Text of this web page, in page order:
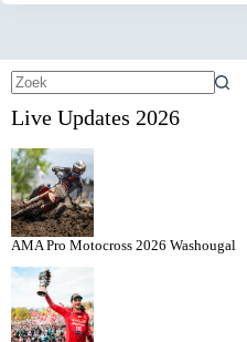
resultaten
Live Updates 2026
AMA Pro Motocross 2026 Washougal